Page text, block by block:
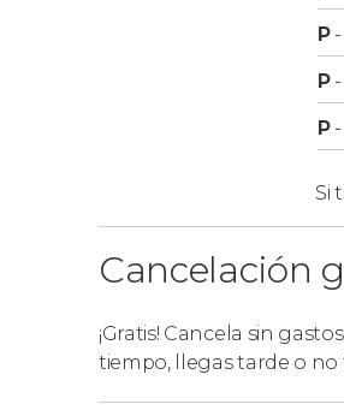
La recogida se realiza
.
nos pondremos en
P-
P-
P-
Si
Cancelación
¡Gratis! Cancela sin
tiempo, llegas tarde o